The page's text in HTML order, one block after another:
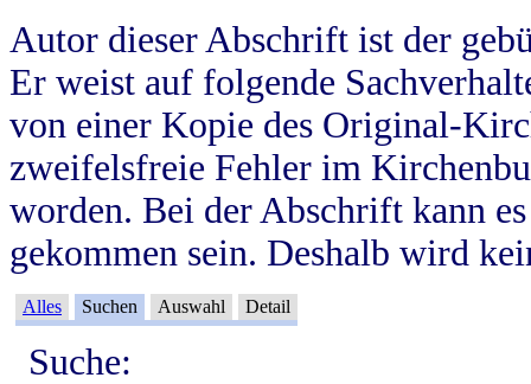
Autor dieser Abschrift ist der
Er weist auf folgende
von einer Kopie des Original-
zweifelsfreie Fehler im
worden. Bei der Abschrift kann
gekommen sein. Deshalb wird
Alles Suchen Auswahl Detail
Suche: